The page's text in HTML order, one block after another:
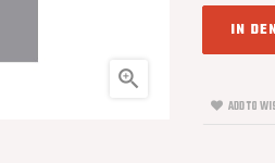

IN
ADD TO